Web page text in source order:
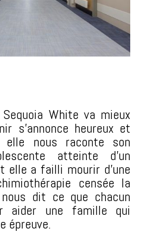
White va mieux
s’annonce heureux et
elle nous raconte son
atteinte d’un
elle a failli mourir d’une
censée la
dit ce que chacun
aider une famille qui
épreuve.